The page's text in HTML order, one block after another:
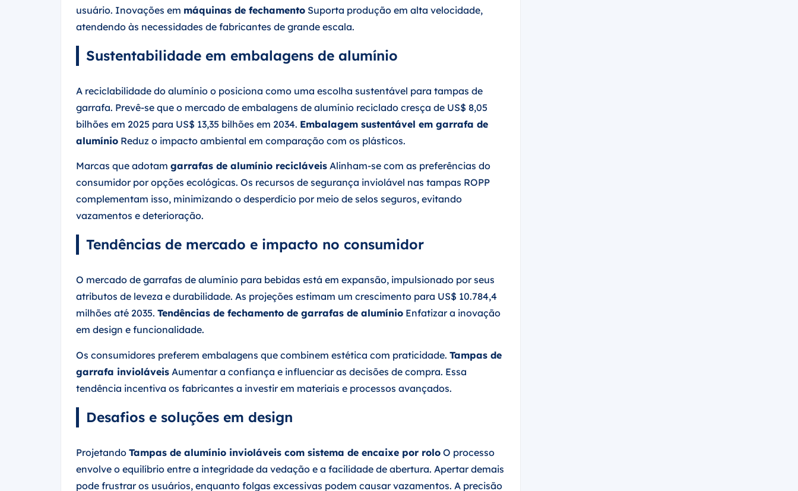
usuário. Inovações em máquinas de fechamento Suporta produção em alta velocidade,
atendendo às necessidades de fabricantes de grande escala.
Sustentabilidade em embalagens de alumínio
A reciclabilidade do alumínio o posiciona como uma escolha sustentável para tampas de
garrafa. Prevê-se que o mercado de embalagens de alumínio reciclado cresça de US$ 8,05
bilhões em 2025 para US$ 13,35 bilhões em 2034. Embalagem sustentável em garrafa de
alumínio Reduz o impacto ambiental em comparação com os plásticos.
Marcas que adotam garrafas de alumínio recicláveis Alinham-se com as preferências do
consumidor por opções ecológicas. Os recursos de segurança inviolável nas tampas ROPP
complementam isso, minimizando o desperdício por meio de selos seguros, evitando
vazamentos e deterioração.
Tendências de mercado e impacto no consumidor
O mercado de garrafas de alumínio para bebidas está em expansão, impulsionado por seus
atributos de leveza e durabilidade. As projeções estimam um crescimento para US$ 10.784,4
milhões até 2035. Tendências de fechamento de garrafas de alumínio Enfatizar a inovação
em design e funcionalidade.
Os consumidores preferem embalagens que combinem estética com praticidade. Tampas de
garrafa invioláveis Aumentar a confiança e influenciar as decisões de compra. Essa
tendência incentiva os fabricantes a investir em materiais e processos avançados.
Desafios e soluções em design
Projetando Tampas de alumínio invioláveis com sistema de encaixe por rolo O processo
envolve o equilíbrio entre a integridade da vedação e a facilidade de abertura. Apertar demais
pode frustrar os usuários, enquanto folgas excessivas podem causar vazamentos. A precisão